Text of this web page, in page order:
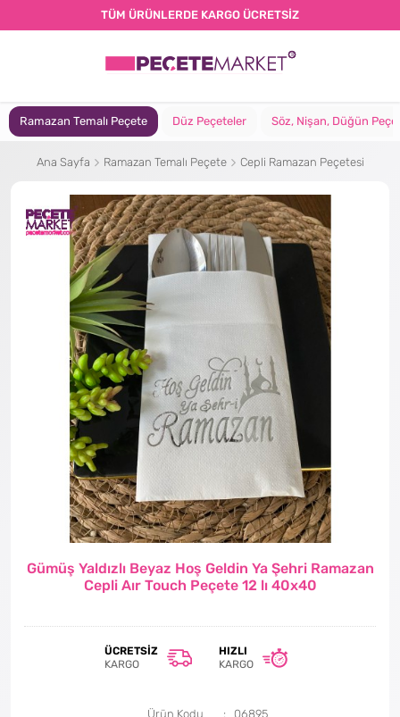
TÜM ÜRÜNLERDE KARGO ÜCRETSİZ
Ramazan Temalı Peçete Düz Peçeteler Söz, Nişan, Düğün
Ana Sayfa Ramazan Temalı Peçete Cepli Ramazan Peçetesi
Gümüş Yaldızlı Beyaz Hoş Geldin Ya Şehri Ramazan
Cepli Aır Touch Peçete 12 lı 40x40
ÜCRETSIZ
KARGO
HIZLI
KARGO
Ürün Kodu
06895